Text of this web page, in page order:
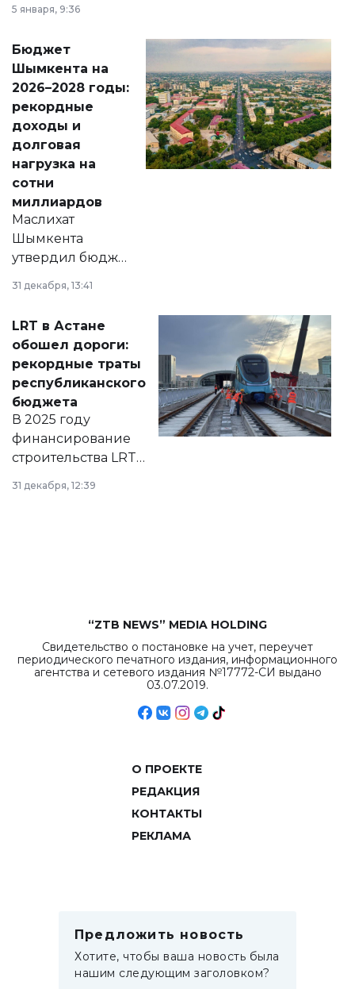
принести
народу
Венесуэлы.
5 января, 9:36
Бюджет
Шымкента на
2026–2028 годы:
рекордные
доходы и
долговая
нагрузка на
сотни
миллиардов
Маслихат
Шымкента
утвердил бюджет
города на 2026–
2028 годы.
документ
появился в базе
нормативных
правовых актов и
на сайте маслихат
города.
31 декабря, 13:41
LRT в Астане
обошел дороги:
рекордные траты
республиканского
бюджета
В 2025 году
финансирование
строительства LRT
в Астане из
республиканского
31 декабря, 12:39
“ZTB NEWS” MEDIA HOLDING
Свидетельство о постановке на учет, переучет
периодического печатного издания, информационного
агентства и сетевого издания №17772-СИ выдано
03.07.2019.
О ПРОЕКТЕ
РЕДАКЦИЯ
КОНТАКТЫ
РЕКЛАМА
Предложить новость
Хотите, чтобы ваша новость была
нашим следующим заголовком?